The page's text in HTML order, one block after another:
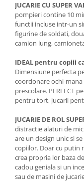
JUCARIE CU SUPER
pompieri contine 10
functii incluse intr-un
figurine de soldati,
camion lung,
IDEAL pentru copiii
Dimensiune perfecta
coordonare ochi-
prescolare. PERFECT
pentru tort, jucarii
JUCARIE DE ROL
distractie alaturi de
are un design unic si
copiilor. Doar cu putin
crea propria lor baza
cadou geniala si un
sau de masini de